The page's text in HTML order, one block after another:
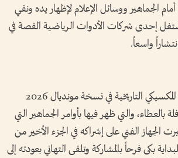
الجماهير ووسائل الإعلام لإظهار يده ونفي
إحدى شركات الأدوات الرياضية القصة في
واسعاً.
وتعتبر مشاركة الحارس المكسيكي التاريخية في نسخة مونديال 2026
بالعطاء، والتي ظهر فيها بأوامر الجماهير التي
الجهاز الفني على إشراكه في الجزء الأخير من
بكى فرحاً بالمشاركة وتلقى التهاني بعودته إلى